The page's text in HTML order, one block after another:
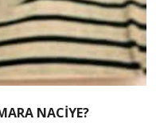
NACİYE?